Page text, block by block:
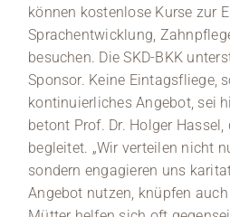
können kostenlose Kurse zur
Sprachentwicklung,
besuchen. Die SKD-BKK
Sponsor. Keine Eintagsfliege,
kontinuierliches Angebot, sei
betont Prof. Dr. Holger Hassel,
begleitet. „Wir verteilen nicht
sondern engagieren uns
Angebot nutzen, knüpfen